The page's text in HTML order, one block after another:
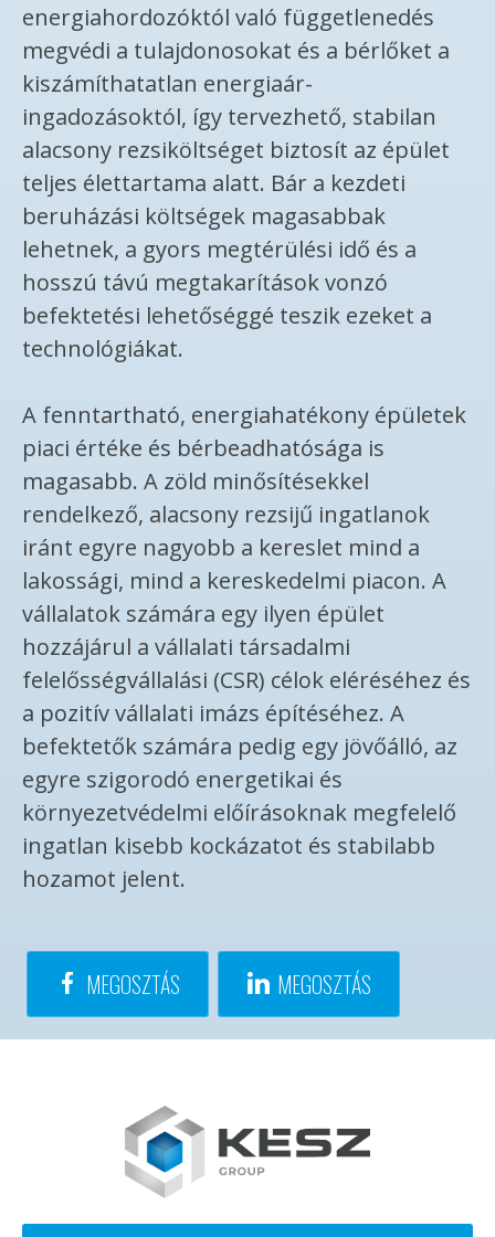
energiahordozóktól való függetlenedés
megvédi a tulajdonosokat és a bérlőket a
kiszámíthatatlan energiaár-
ingadozásoktól, így tervezhető, stabilan
alacsony rezsiköltséget biztosít az épület
teljes élettartama alatt. Bár a kezdeti
beruházási költségek magasabbak
lehetnek, a gyors megtérülési idő és a
hosszú távú megtakarítások vonzó
befektetési lehetőséggé teszik ezeket a
technológiákat.
A fenntartható, energiahatékony épületek
piaci értéke és bérbeadhatósága is
magasabb. A zöld minősítésekkel
rendelkező, alacsony rezsijű ingatlanok
iránt egyre nagyobb a kereslet mind a
lakossági, mind a kereskedelmi piacon. A
vállalatok számára egy ilyen épület
hozzájárul a vállalati társadalmi
felelősségvállalási (CSR) célok eléréséhez és
a pozitív vállalati imázs építéséhez. A
befektetők számára pedig egy jövőálló, az
egyre szigorodó energetikai és
környezetvédelmi előírásoknak megfelelő
ingatlan kisebb kockázatot és stabilabb
hozamot jelent.
MEGOSZTÁS MEGOSZTÁS